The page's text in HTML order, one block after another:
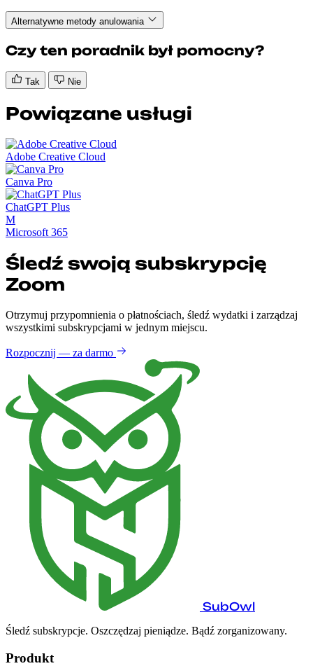
Alternatywne metody anulowania
Czy ten poradnik był pomocny?
Tak Nie
Powiązane usługi
Adobe Creative Cloud
Canva Pro
ChatGPT Plus
M
Microsoft 365
Śledź swoją subskrypcję
Zoom
Otrzymuj przypomnienia o płatnościach, śledź wydatki i zarządzaj
wszystkimi subskrypcjami w jednym miejscu.
Rozpocznij — za darmo
SubOwl
Śledź subskrypcje. Oszczędzaj pieniądze. Bądź zorganizowany.
Produkt